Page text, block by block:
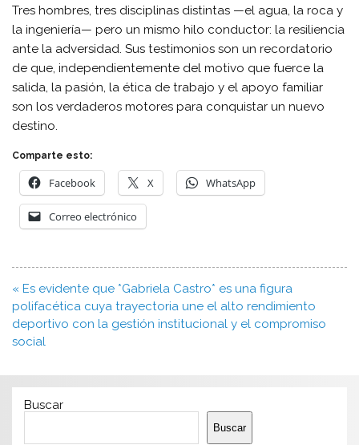
​Tres hombres, tres disciplinas distintas —el agua, la roca y
la ingeniería— pero un mismo hilo conductor: la resiliencia
ante la adversidad. Sus testimonios son un recordatorio
de que, independientemente del motivo que fuerce la
salida, la pasión, la ética de trabajo y el apoyo familiar
son los verdaderos motores para conquistar un nuevo
destino.
Comparte esto:
Facebook X WhatsApp
Correo electrónico
Navegación
de
entradas
« Es evidente que *Gabriela Castro* es una figura
polifacética cuya trayectoria une el alto rendimiento
deportivo con la gestión institucional y el compromiso
social
Buscar
Buscar